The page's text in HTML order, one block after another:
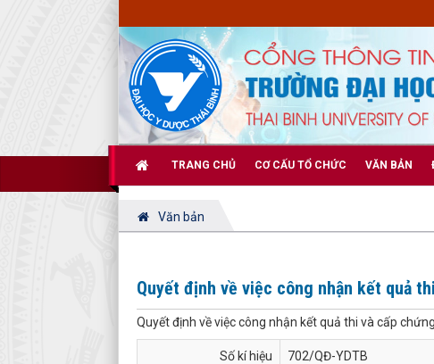
TRANG CHỦ CƠ CẤU TỔ CHỨC VĂN BẢN
Văn bản
Quyết định về việc công nhận kết quả
Quyết định về việc công nhận kết quả thi và cấp
Số kí hiệu 702/QĐ-YDTB